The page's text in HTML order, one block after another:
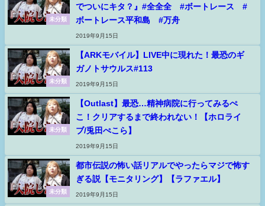
未分類
でついにキタ？』#全全全 #ボートレース #
ボートレース平和島 #万舟
2019年9月15日
未分類
【ARKモバイル】LIVE中に現れた！最恐のギ
ガノトサウルス#113
2019年9月15日
未分類
【Outlast】最恐…精神病院に行ってみるぺ
こ！クリアするまで終われない！【ホロライ
ブ/兎田ぺこら】
2019年9月15日
未分類
都市伝説の怖い話リアルでやったらマジで怖す
ぎる説【モニタリング】【ラファエル】
2019年9月15日